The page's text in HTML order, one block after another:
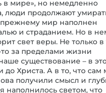
в мире», но немедленно
люди продолжают
мир наполнен
и страданием. Но в
свет веры. Не только в
то за пределами жизни
существование – в
Христа. А в то, что сам
получили смысл и
наполнилось светом, что